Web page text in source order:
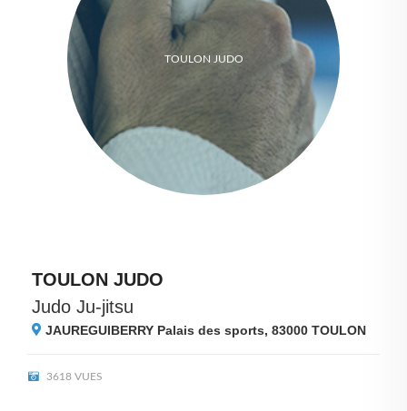
TOULON JUDO
TOULON JUDO
Judo Ju-jitsu
JAUREGUIBERRY Palais des sports, 83000 TOULON
3618 VUES